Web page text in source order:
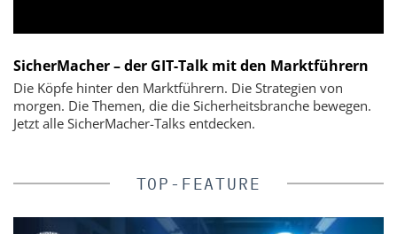
SicherMacher – der GIT-Talk mit den Marktführern
Die Köpfe hinter den Marktführern. Die Strategien von
morgen. Die Themen, die die Sicherheitsbranche bewegen.
Jetzt alle SicherMacher-Talks entdecken.
TOP-FEATURE